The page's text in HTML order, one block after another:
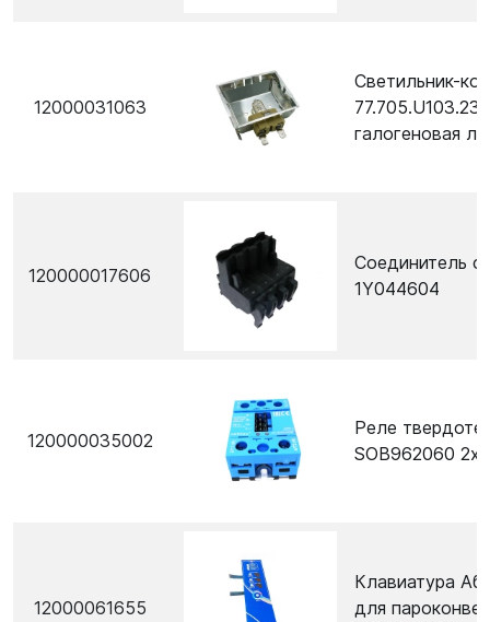
12000031063
Светильник-
галогеновая
120000017606
Соединитель с
1Y044604
120000035002
Реле
SOB962060
12000061655
Клавиатура
для